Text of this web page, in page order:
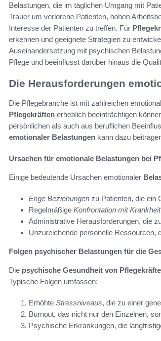
Belastungen, die im täglichen Umgang mit
Trauer um verlorene Patienten, hohen
Interesse der Patienten zu treffen. Für
erkennen und geeignete Strategien zu
Auseinandersetzung mit psychischen
Pflege und beeinflusst darüber hinaus die
Die Herausforderungen
Die Pflegebranche ist mit zahlreichen
Pflegekräften erheblich beeinträchtigen
persönlichen als auch aus beruflichen
emotionaler Belastungen kann dazu
Ursachen für emotionale Belastungen bei
Einige bedeutende Ursachen emotionaler
Enge Beziehungen zu Patienten, die ein
Regelmäßige Konfrontation mit Krankheit
Administrative Herausforderungen, die
Unzureichende personelle Ressourcen,
Folgen psychischer Belastungen für die
Die psychische Gesundheit von
Typische Folgen umfassen:
Erhöhte Stressniveaus, die zu einer
Burnout, das nicht nur den Einzelnen,
Psychische Erkrankungen, die